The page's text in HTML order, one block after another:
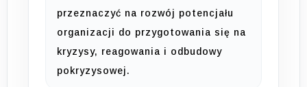
przeznaczyć na rozwój potencjału
organizacji do przygotowania się na
kryzysy, reagowania i odbudowy
pokryzysowej.